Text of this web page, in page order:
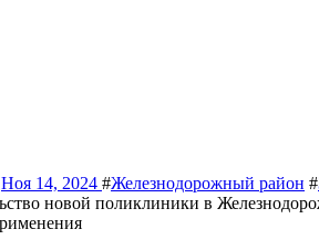
Ноя 14, 2024 #Железнодорожный район #